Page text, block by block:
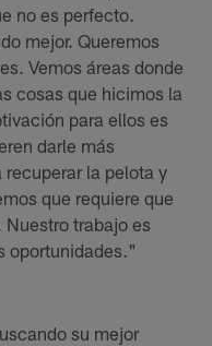
no es perfecto.
mejor. Queremos
Vemos áreas donde
cosas que hicimos la
para ellos es
darle más
la pelota y
que requiere que
trabajo es
oportunidades."
su mejor